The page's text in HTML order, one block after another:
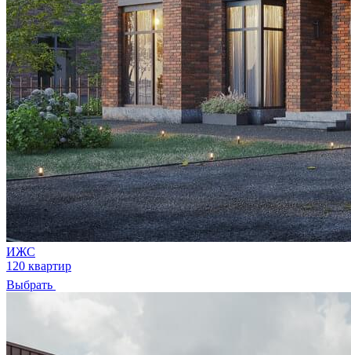
ИЖС
120 квартир
Выбрать